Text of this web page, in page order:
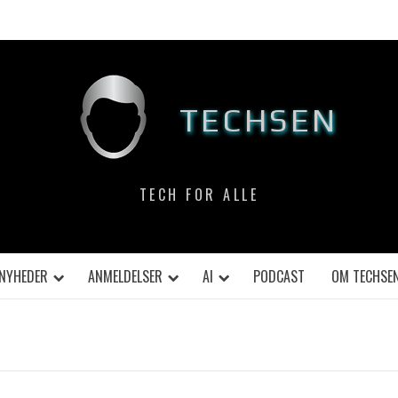
TECHSEN
TECH FOR ALLE
NYHEDER ANMELDELSER AI PODCAST OM